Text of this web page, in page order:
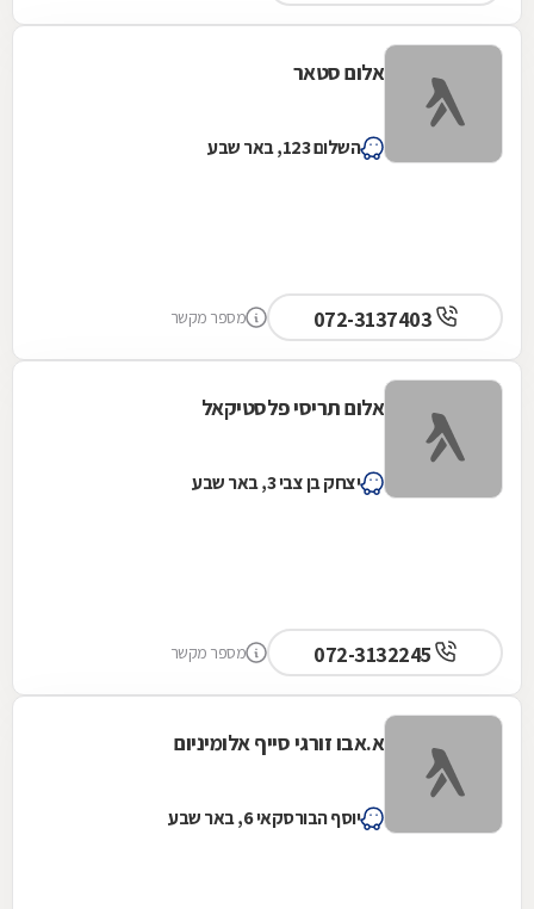
אלום סטאר
השלום 123, באר שבע
מספר מקשר
אלום תריסי פלסטיקאל
יצחק בן צבי 3, באר שבע
מספר מקשר
א.אבו זורגי סייף אלומיניום
יוסף הבורסקאי 6, באר שבע